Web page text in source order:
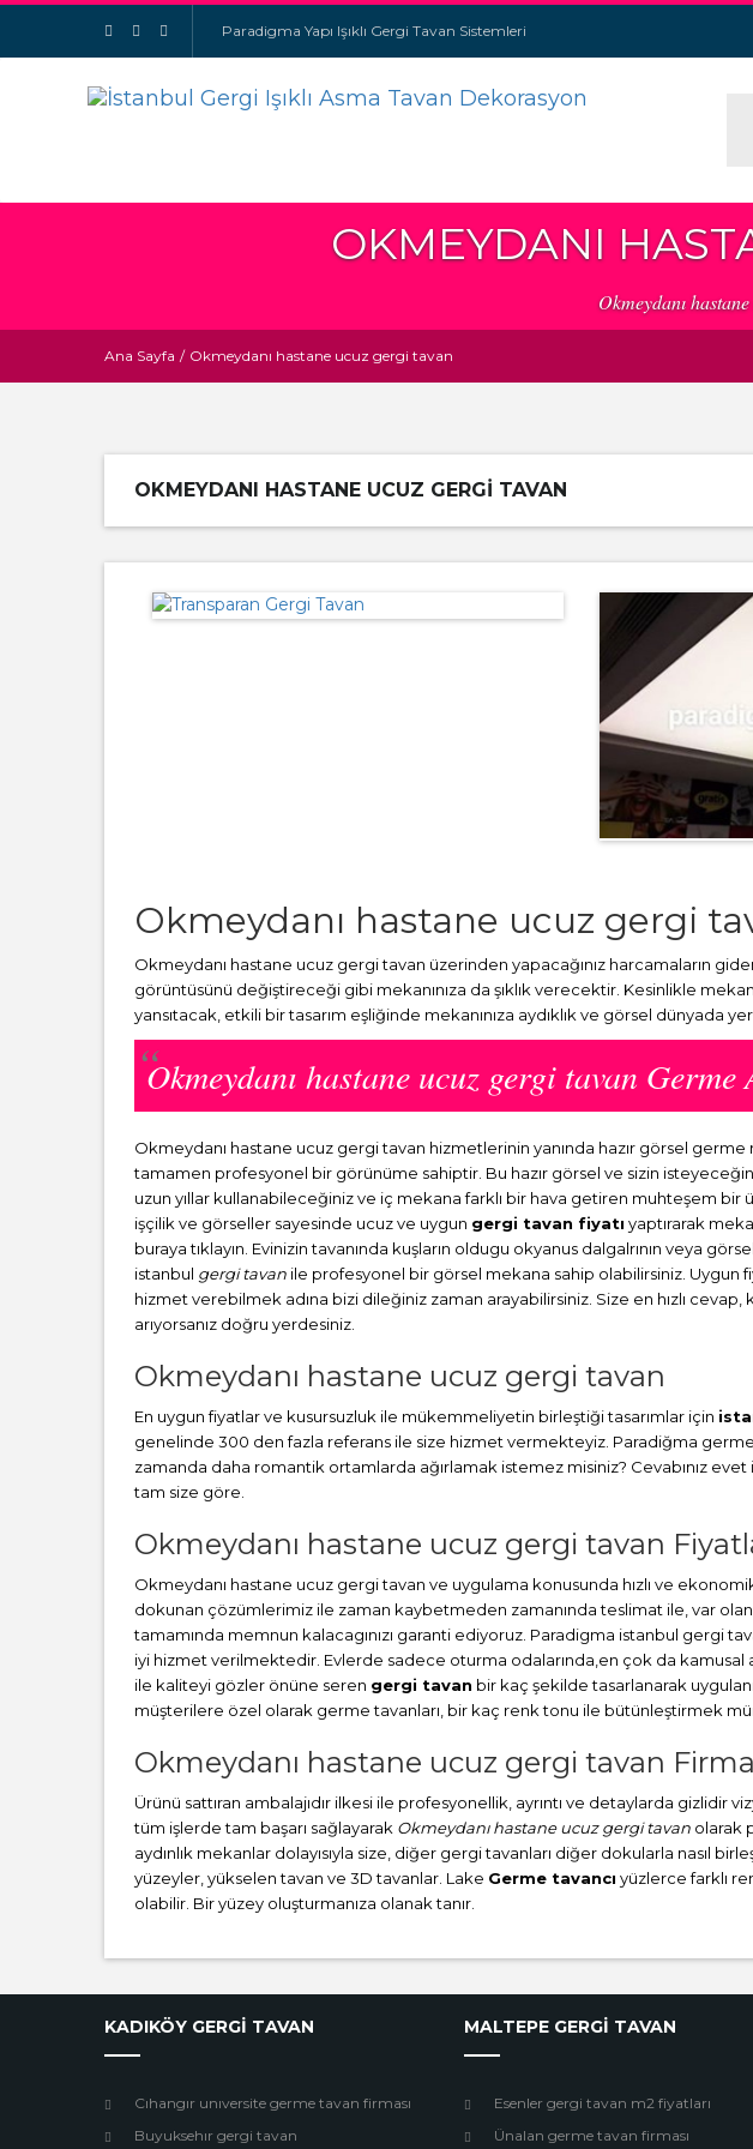
Paradigma Yapı Işıklı Gergi Tavan Sistemleri
OKMEYDANI
Okmeydanı
Ana Sayfa / Okmeydanı hastane ucuz gergi tavan
OKMEYDANI HASTANE UCUZ GERGI TAVAN
Okmeydanı hastane ucuz gergi
Okmeydanı hastane ucuz gergi tavan üzerinden yapacağınız harcamaların
görüntüsünü değiştireceği gibi mekanınıza da şıklık verecektir. Kesinlikle
yansıtacak, etkili bir tasarım eşliğinde mekanınıza aydıklık ve görsel dünyada
Okmeydanı hastane ucuz gergi tavan
Okmeydanı hastane ucuz gergi tavan hizmetlerinin yanında hazır görsel
tamamen profesyonel bir görünüme sahiptir. Bu hazır görsel ve sizin
uzun yıllar kullanabileceğiniz ve iç mekana farklı bir hava getiren muhteşem bir
işçilik ve görseller sayesinde ucuz ve uygun gergi tavan fiyatı yaptırarak
buraya tıklayın. Evinizin tavanında kuşların oldugu okyanus dalgalrının veya
istanbul gergi tavan ile profesyonel bir görsel mekana sahip olabilirsiniz. Uygun
hizmet verebilmek adına bizi dileğiniz zaman arayabilirsiniz. Size en hızlı
arıyorsanız doğru yerdesiniz.
Okmeydanı hastane ucuz gergi tavan
En uygun fiyatlar ve kusursuzluk ile mükemmeliyetin birleştiği tasarımlar için
genelinde 300 den fazla referans ile size hizmet vermekteyiz. Paradiğma
zamanda daha romantik ortamlarda ağırlamak istemez misiniz? Cevabınız
tam size göre.
Okmeydanı hastane ucuz gergi tavan
Okmeydanı hastane ucuz gergi tavan ve uygulama konusunda hızlı ve
dokunan çözümlerimiz ile zaman kaybetmeden zamanında teslimat ile, var
tamamında memnun kalacagınızı garanti ediyoruz. Paradigma istanbul gergi
iyi hizmet verilmektedir. Evlerde sadece oturma odalarında,en çok da kamusal
ile kaliteyi gözler önüne seren gergi tavan bir kaç şekilde tasarlanarak
müşterilere özel olarak germe tavanları, bir kaç renk tonu ile bütünleştirmek
Okmeydanı hastane ucuz gergi tavan
Ürünü sattıran ambalajıdır ilkesi ile profesyonellik, ayrıntı ve detaylarda
tüm işlerde tam başarı sağlayarak Okmeydanı hastane ucuz gergi tavan olarak
aydınlık mekanlar dolayısıyla size, diğer gergi tavanları diğer dokularla nasıl
yüzeyler, yükselen tavan ve 3D tavanlar. Lake Germe tavancı yüzlerce farklı
olabilir. Bir yüzey oluşturmanıza olanak tanır.
KADIKÖY GERGİ TAVAN
Cıhangır unıversite germe tavan firması
Buyuksehır gergi tavan
MALTEPE GERGİ TAVAN
Esenler gergi tavan m2 fiyatları
Ünalan germe tavan firması